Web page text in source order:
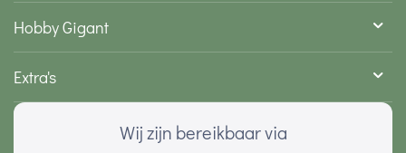
Hobby Gigant
Extra's
Wij zijn bereikbaar via